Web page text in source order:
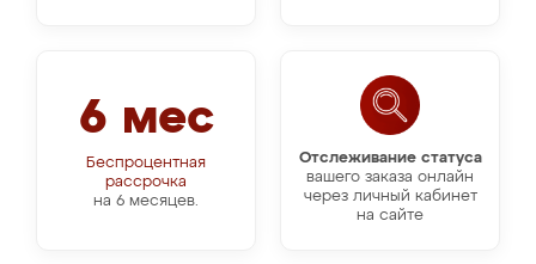
Отслеживание статуса
вашего заказа онлайн
через личный кабинет
на сайте
6 мес
Беспроцентная
рассрочка
на 6 месяцев.